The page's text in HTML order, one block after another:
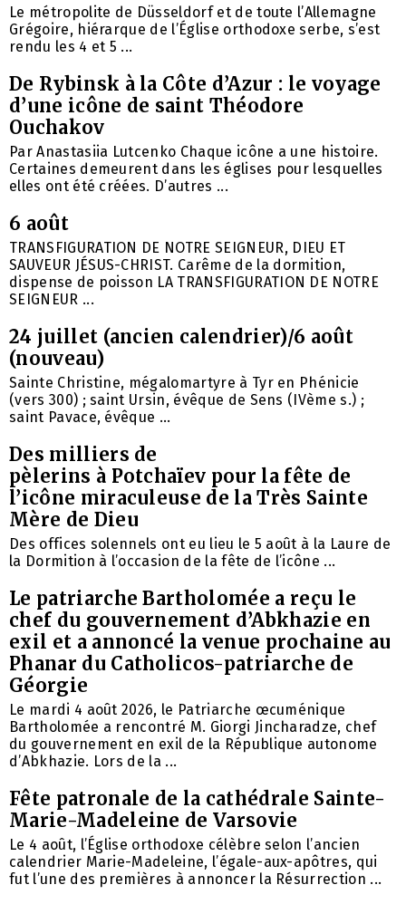
Le métropolite de Düsseldorf et de toute l’Allemagne
Grégoire, hiérarque de l’Église orthodoxe serbe, s’est
rendu les 4 et 5 ...
De Rybinsk à la Côte d’Azur : le voyage
d’une icône de saint Théodore
Ouchakov
Par Anastasiia Lutcenko Chaque icône a une histoire.
Certaines demeurent dans les églises pour lesquelles
elles ont été créées. D’autres ...
6 août
TRANSFIGURATION DE NOTRE SEIGNEUR, DIEU ET
SAUVEUR JÉSUS-CHRIST. Carême de la dormition,
dispense de poisson LA TRANSFIGURATION DE NOTRE
SEIGNEUR ...
24 juillet (ancien calendrier)/6 août
(nouveau)
Sainte Christine, mégalomartyre à Tyr en Phénicie
(vers 300) ; saint Ursin, évêque de Sens (IVème s.) ;
saint Pavace, évêque ...
Des milliers de
pèlerins à Potchaïev pour la fête de
l’icône miraculeuse de la Très Sainte
Mère de Dieu
Des offices solennels ont eu lieu le 5 août à la Laure de
la Dormition à l’occasion de la fête de l’icône ...
Le patriarche Bartholomée a reçu le
chef du gouvernement d’Abkhazie en
exil et a annoncé la venue prochaine au
Phanar du Catholicos-patriarche de
Géorgie
Le mardi 4 août 2026, le Patriarche œcuménique
Bartholomée a rencontré M. Giorgi Jincharadze, chef
du gouvernement en exil de la République autonome
d’Abkhazie. Lors de la ...
Fête patronale de la cathédrale Sainte-
Marie-Madeleine de Varsovie
Le 4 août, l’Église orthodoxe célèbre selon l’ancien
calendrier Marie-Madeleine, l’égale-aux-apôtres, qui
fut l’une des premières à annoncer la Résurrection ...